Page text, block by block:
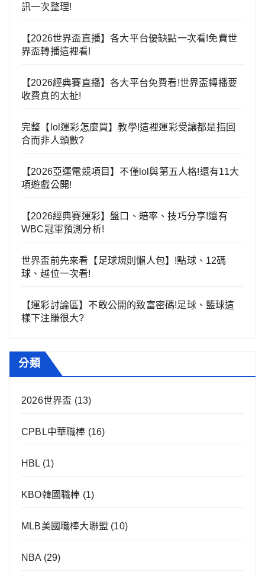
訊一次整理!
【2026世界盃直播】各大平台優缺點一次看!免費世
界盃轉播這裡看!
【2026經典賽直播】各大平台免費看!世界盃轉播要
收費真的太扯!
完整【lol運彩怎麼買】教學!這裡運彩受讓都是指回
合而非人頭數?
【2026亞運電競項目】不僅lol與第五人格!還有11大
項遊戲公開!
【2026經典賽運彩】盤口、賠率、技巧分享!還有
WBC冠軍預測分析!
世界盃前先來看【足球規則懶人包】!點球、12碼
球、越位一次看!
【運彩討論區】不敢公開的致富密碼!足球、籃球這
樣下注賺很大?
分類
2026世界盃 (13)
CPBL中華職棒 (16)
HBL (1)
KBO韓國職棒 (1)
MLB美國職棒大聯盟 (10)
NBA (29)